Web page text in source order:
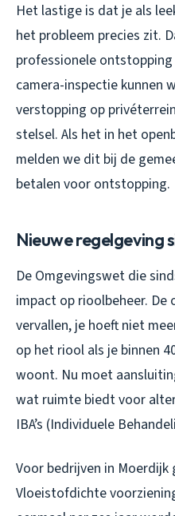
Het lastige is dat je als
het probleem precies zit.
professionele
camera-inspectie kunnen
verstopping op
stelsel. Als het in het
melden we dit bij de
betalen voor ontstopping.
Nieuwe regelgeving
De Omgevingswet die
impact op rioolbeheer. De
vervallen, je hoeft niet
op het riool als je binnen
woont. Nu moet
wat ruimte biedt voor
IBA’s (Individuele
Voor bedrijven in
Vloeistofdichte